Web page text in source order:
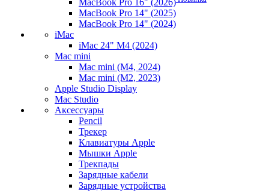
MacBook Pro 16" (2026)
MacBook Pro 14" (2025)
MacBook Pro 14" (2024)
iMac
iMac 24" M4 (2024)
Mac mini
Mac mini (M4, 2024)
Mac mini (M2, 2023)
Apple Studio Display
Mac Studio
Аксессуары
Pencil
Трекер
Клавиатуры Apple
Мышки Apple
Трекпады
Зарядные кабели
Зарядные устройства